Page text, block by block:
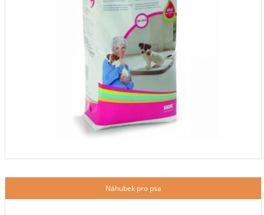
Náhubek pro psa